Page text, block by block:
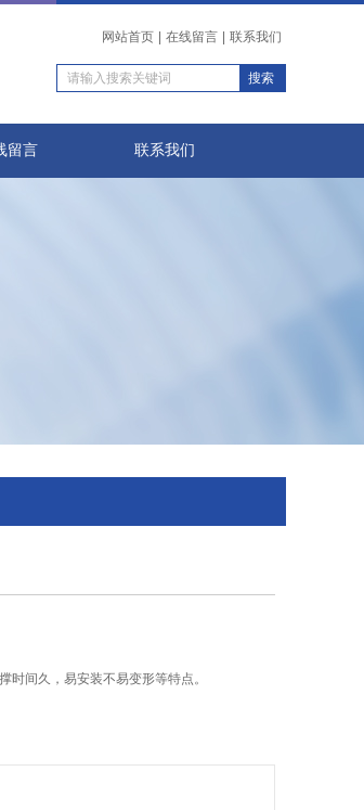
网站首页 在线留言 联系我们
留言 联系我们
撑时间久，易安装不易变形等特点。